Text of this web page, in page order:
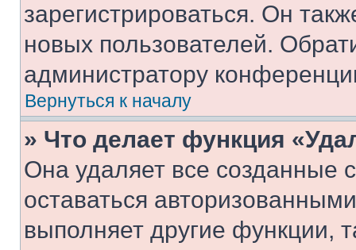
зарегистрироваться. Он
новых пользователей.
администратору
Вернуться к началу
» Что делает функция
Она удаляет все созданные
оставаться
выполняет другие функции,